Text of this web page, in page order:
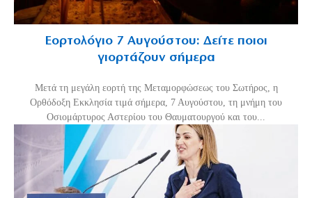
Εορτολόγιο 7 Αυγούστου: Δείτε ποιοι
γιορτάζουν σήμερα
Μετά τη μεγάλη εορτή της Μεταμορφώσεως του Σωτήρος, η
Ορθόδοξη Εκκλησία τιμά σήμερα, 7 Αυγούστου, τη μνήμη του
Οσιομάρτυρος Αστερίου του Θαυματουργού και του...